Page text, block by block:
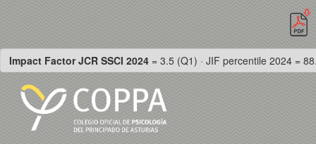
Impact Factor JCR SSCI 2024 = 3.5 (Q1) · JIF percentile 2024 =